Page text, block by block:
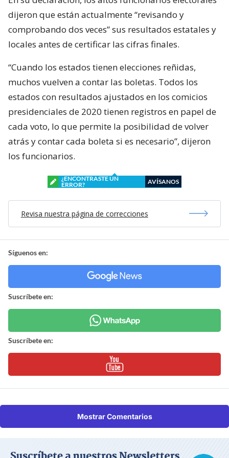
dijeron que están actualmente “revisando y
comprobando dos veces” sus resultados estatales y
locales antes de certificar las cifras finales.
“Cuando los estados tienen elecciones reñidas,
muchos vuelven a contar las boletas. Todos los
estados con resultados ajustados en los comicios
presidenciales de 2020 tienen registros en papel de
cada voto, lo que permite la posibilidad de volver
atrás y contar cada boleta si es necesario”, dijeron
los funcionarios.
¿ENCONTRASTE UN
ERROR?
AVÍSANOS
Revisa nuestra página de correcciones
Síguenos en:
Suscríbete en:
Suscríbete en:
Mostrar Comentarios